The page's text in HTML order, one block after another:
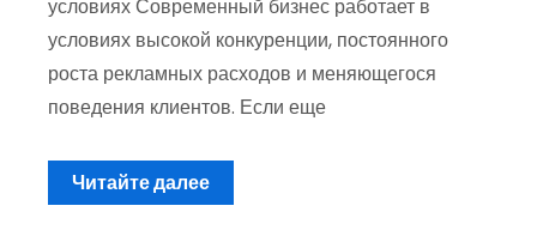
условиях Современный бизнес работает в
условиях высокой конкуренции, постоянного
роста рекламных расходов и меняющегося
поведения клиентов. Если еще
Читайте далее